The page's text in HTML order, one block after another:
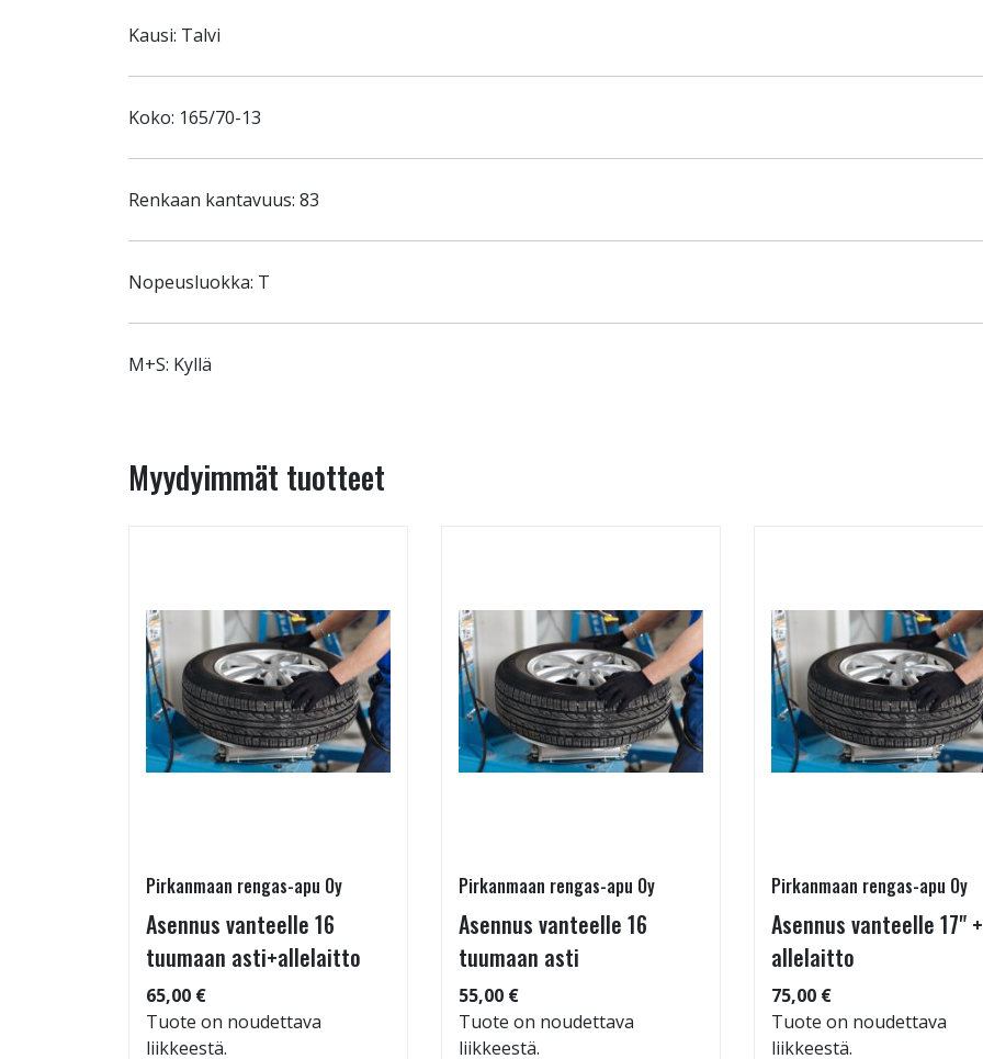
Kausi: Talvi
Koko: 165/70-13
Renkaan kantavuus: 83
Nopeusluokka: T
M+S: Kyllä
Myydyimmät tuotteet
Pirkanmaan rengas-apu Oy
Asennus vanteelle 16
tuumaan asti+allelaitto
65,00 €
Tuote on noudettava
liikkeestä.
Pirkanmaan rengas-apu Oy
Asennus vanteelle 16
tuumaan asti
55,00 €
Tuote on noudettava
liikkeestä.
Pirkanmaan rengas-apu Oy
Asennus vanteelle 17" +
allelaitto
75,00 €
Tuote on noudettava
liikkeestä.